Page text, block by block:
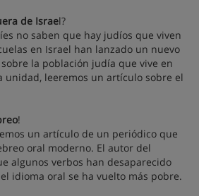
de Israel?
no saben que hay judíos que viven
en Israel han lanzado un nuevo
la población judía que vive en
unidad, leeremos un artículo sobre el
!
un artículo de un periódico que
oral moderno. El autor del
algunos verbos han desaparecido
idioma oral se ha vuelto más pobre.